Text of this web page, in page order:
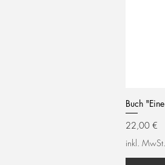
Buch
Preis
22,00 €
inkl. MwSt.